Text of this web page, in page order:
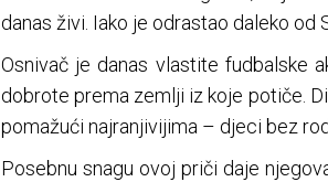
danas živi. Iako je odrastao daleko od
Osnivač je danas vlastite fudbalske
dobrote prema zemlji iz koje potiče.
pomažući najranjivijima – djeci bez
Posebnu snagu ovoj priči daje